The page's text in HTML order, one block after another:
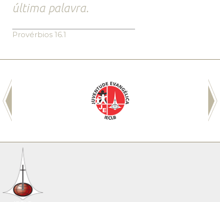
última palavra.
Provérbios 16.1